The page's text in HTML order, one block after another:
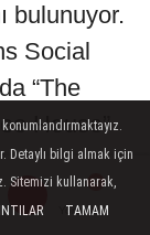
Yorumlar
Yorumlar
Yorumlar
bulunuyor.
Social
“The
House”
Detaylı bilgi almak için
Sitemizi kullanarak,
TAMAM